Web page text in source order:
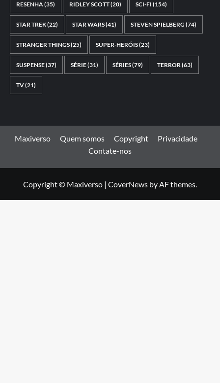
RESENHA(35) RIDLEY SCOTT(20) SCI-FI (154)
STAR TREK(22) STAR WARS(41) STEVEN SPIELBERG (74)
STRANGER THINGS(25) SUPER-HERÓIS(23)
SUSPENSE(37) SÉRIE(31) SÉRIES(79) TERROR(63)
TV(21)
Maxiverso Quem somos Copyright
Privacidade
Contate-nos
Copyright © Maxiverso | CoverNews by AF themes.